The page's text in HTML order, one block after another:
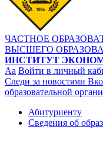
ЧАСТНОЕ
ВЫСШЕГО
ИНСТИТУТ
Aa Войти в личный
Следи за новостями
образовательной
Абитуриенту
Сведения об